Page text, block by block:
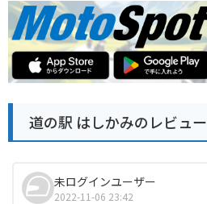
道の駅 はしかみのレビュー
未ログインユーザー
2022-11-06 23:42